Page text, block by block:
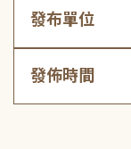
發布單位
發佈時間